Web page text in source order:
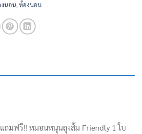
นอน,ห้องนอน
ถมฟรี!! หมอนหนุนถุงส้ม Friendly 1 ใบ